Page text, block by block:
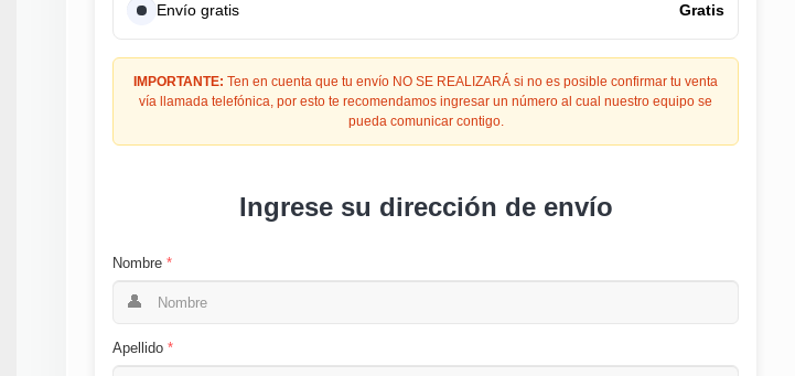
Envío gratis
Gratis
IMPORTANTE: Ten en cuenta que tu envío NO SE REALIZARÁ si no es posible confirmar tu venta
vía llamada telefónica, por esto te recomendamos ingresar un número al cual nuestro equipo se
pueda comunicar contigo.
Ingrese su dirección de envío
Nombre
👤
Apellido